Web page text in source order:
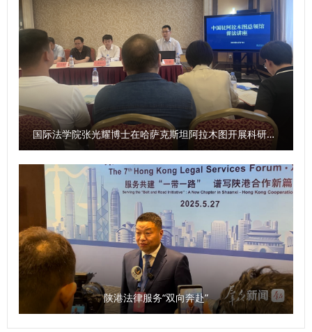
究、拓展国际合作五个方面重点推进，让协同培养基地成为集
人才培养、科学研究、社会服务、国际交流于一体的示范平
台，为国家高水平开放和民族复兴贡献法治力量。 会议介绍
了《协议》的主要内容，即以“加强高校与法院涉外法治人才
双向交流与合作，实现资源共享，培养复合型高素质涉外法治
人才”为合作总则，通过共建协同培养基地、开展理论与实践
互补交流等合作方式，加强学校与法院之间的良性互动，从人
才培养、理论研究、学术交流、智库共享等方面开展院校合
作。举办“西安法院法官讲堂”和专家学术交流，开展涉外法治
人才订单式培养，搭建法学理论与司法实务调研平台，开展联
合调研和学术研究，共同总结法治实践经验和典型司法判例，
利用双方外事交流平台，讲好中国涉外法治故事。 签约暨揭
牌仪式结束后，与会代表实地参观了西安法院法官干警交流平
台，并围绕“涉外法治人才培养”主题开展了深入的座谈交流。
座谈会上，西安中院介绍了涉外案件审理及涉外法治人才培养
工作情况，来自西北政法大学、西安市司法局、西安仲裁委员
进，以创新思维、务实举措，培养出一批政治立场坚定、专业
素质过硬、通晓国际规则、精通涉外法律实务的涉外法治人
才，为我国涉外法治建设贡献更多力量。 【科学网】西安涉
外法治人才协同培养基地揭牌
https://news.sciencenet.cn/htmlnews/2025/9/552415.sht
m
国际法学院张光耀博士在哈萨克斯坦阿拉木图开展科研与社会服务活动
陕港法律服务“双向奔赴”